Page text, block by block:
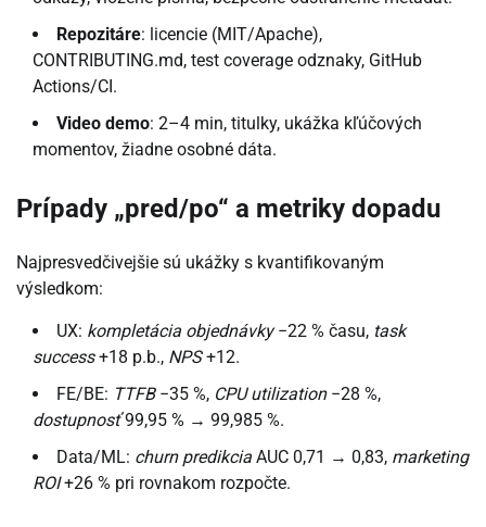
Repozitáre: licencie (MIT/Apache),
CONTRIBUTING.md, test coverage odznaky, GitHub
Actions/CI.
Video demo: 2–4 min, titulky, ukážka kľúčových
momentov, žiadne osobné dáta.
Prípady „pred/po“ a metriky dopadu
Najpresvedčivejšie sú ukážky s kvantifikovaným
výsledkom:
UX: kompletácia objednávky−22 % času, task
success+18 p.b., NPS+12.
FE/BE: TTFB−35 %, CPU utilization−28 %,
dostupnosť99,95 % → 99,985 %.
Data/ML: churn predikcia AUC 0,71 → 0,83, marketing
ROI+26 % pri rovnakom rozpočte.